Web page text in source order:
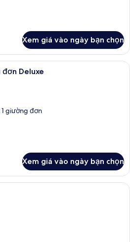
Xem giá vào ngày bạn chọn
Bộ đồ giường cao cấp, minibar, két
Deluxe
giường đơn
Xem giá vào ngày bạn chọn